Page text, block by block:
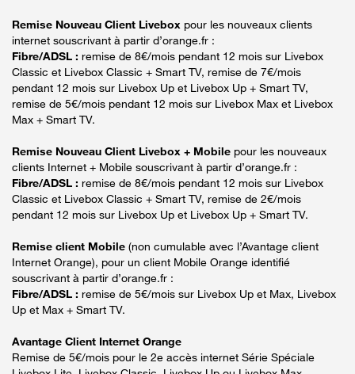
Remise Nouveau Client Livebox pour les nouveaux clients
internet souscrivant à partir d’orange.fr :
Fibre/ADSL : remise de 8€/mois pendant 12 mois sur Livebox
Classic et Livebox Classic + Smart TV, remise de 7€/mois
pendant 12 mois sur Livebox Up et Livebox Up + Smart TV,
remise de 5€/mois pendant 12 mois sur Livebox Max et Livebox
Max + Smart TV.
Remise Nouveau Client Livebox + Mobile pour les nouveaux
clients Internet + Mobile souscrivant à partir d’orange.fr :
Fibre/ADSL : remise de 8€/mois pendant 12 mois sur Livebox
Classic et Livebox Classic + Smart TV, remise de 2€/mois
pendant 12 mois sur Livebox Up et Livebox Up + Smart TV.
Remise client Mobile (non cumulable avec l’Avantage client
Internet Orange), pour un client Mobile Orange identifié
souscrivant à partir d’orange.fr :
Fibre/ADSL : remise de 5€/mois sur Livebox Up et Max, Livebox
Up et Max + Smart TV.
Avantage Client Internet Orange
Remise de 5€/mois pour le 2e accès internet Série Spéciale